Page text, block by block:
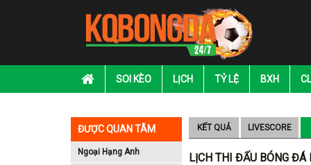
SOI KÈO LỊCH TỶ LỆ BXH
ĐƯỢC QUAN TÂM
Ngoại Hạng Anh
KẾT QUẢ LIVESCORE
LỊCH THI ĐẤU BÓNG ĐÁ